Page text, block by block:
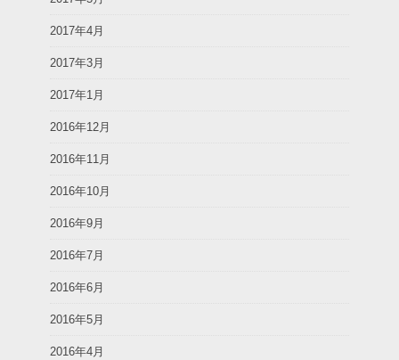
2017年4月
2017年3月
2017年1月
2016年12月
2016年11月
2016年10月
2016年9月
2016年7月
2016年6月
2016年5月
2016年4月